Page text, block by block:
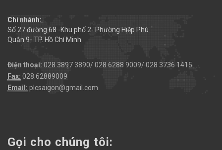
Chi nhánh:
Số 27 đường 68 -Khu phố 2- Phường Hiệp Phú
Quận 9- TP. Hồ Chí Minh
Điện thoại: 028 3897 3890/ 028 6288 9009/ 028 3736 1415
Fax: 028.62889009
Email: plcsaigon@gmail.com
Gọi cho chúng tôi: